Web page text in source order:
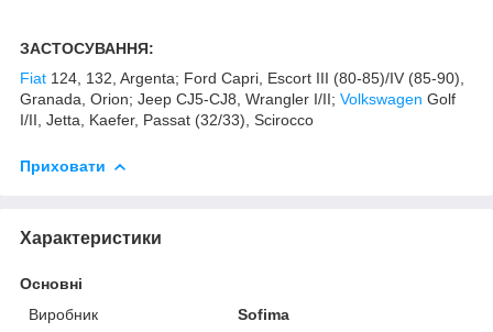
ЗАСТОСУВАННЯ:
Fiat 124, 132, Argenta; Ford Capri, Escort III (80-85)/IV (85-90),
Granada, Orion; Jeep CJ5-CJ8, Wrangler I/II; Volkswagen Golf
I/II, Jetta, Kaefer, Passat (32/33), Scirocco
Приховати
Характеристики
Основні
Виробник
Sofima